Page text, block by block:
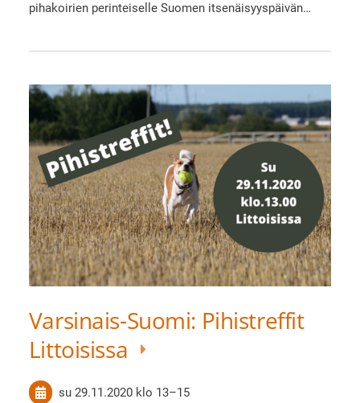
pihakoirien perinteiselle Suomen itsenäisyyspäivän…
Varsinais-Suomi: Pihistreffit
Littoisissa
su 29.11.2020 klo 13–15